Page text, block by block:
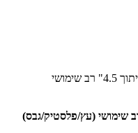
/ דיסק חיתוך 4.5" רב שימושי